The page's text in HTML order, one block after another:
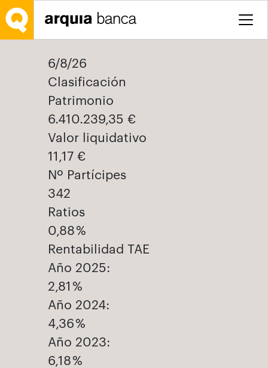
Saltar al contenido principal
6/8/26
Clasificación
Patrimonio
6.410.239,35 €
Valor liquidativo
11,17 €
Nº Partícipes
342
Ratios
0,88 %
Rentabilidad TAE
Año 2025:
2,81 %
Año 2024:
4,36 %
Año 2023:
6,18 %